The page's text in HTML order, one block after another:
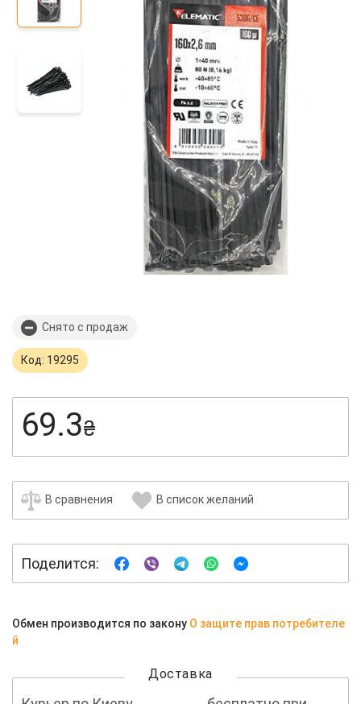
Снято с продаж
Код: 19295
69.3₴
В сравнения В список желаний
Поделится:
Обмен производится по закону О защите прав потребителе
й
Доставка